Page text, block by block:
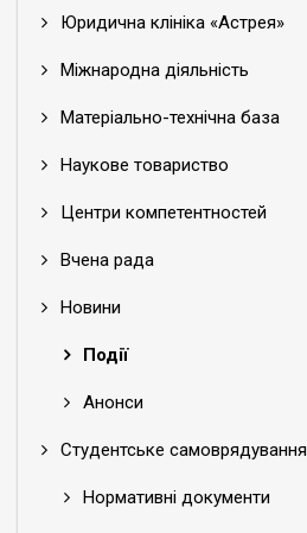
Юридична клініка «Астрея»
Міжнародна діяльність
Матеріально-технічна база
Наукове товариство
Центри компетентностей
Вчена рада
Новини
Події
Анонси
Студентське самоврядування
Нормативні документи